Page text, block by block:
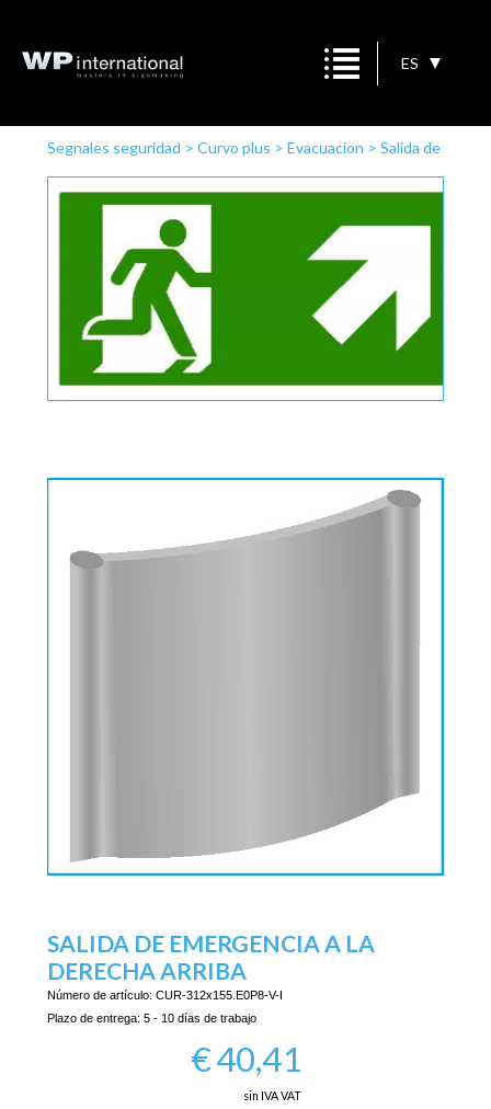
ES
Segnales seguridad > Curvo plus > Evacuacion > Salida de
emergencia a la derecha arriba
SALIDA DE EMERGENCIA A LA
DERECHA ARRIBA
Número de artículo: CUR-312x155.E0P8-V-I
Plazo de entrega: 5 - 10 días de trabajo
€40,41
sin IVA VAT